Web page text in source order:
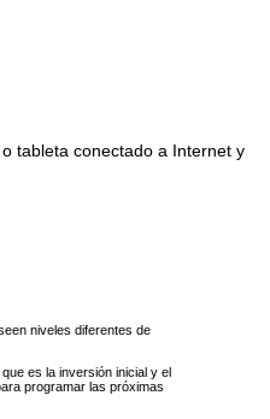
tableta conectado a Internet y
niveles diferentes de
es la inversión inicial y el
programar las próximas